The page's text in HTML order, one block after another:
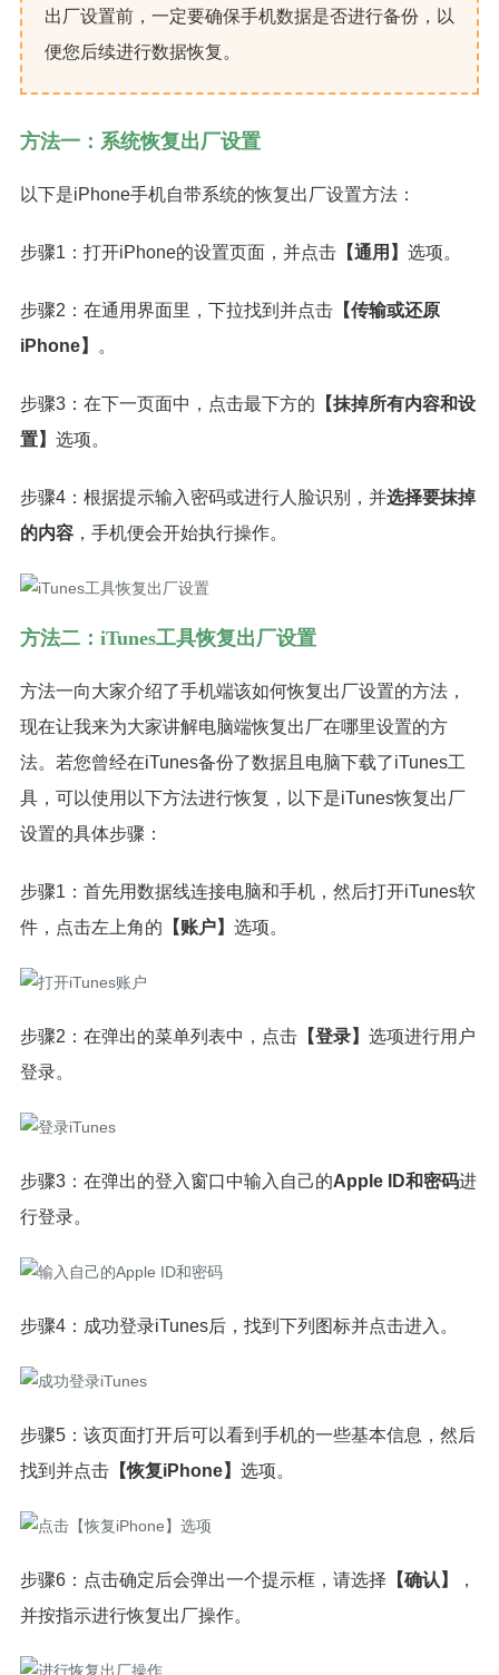
出厂设置前，一定要确保手机数据是否进行备份，以
便您后续进行数据恢复。
方法一：系统恢复出厂设置
以下是iPhone手机自带系统的恢复出厂设置方法：
步骤1：打开iPhone的设置页面，并点击【通用】 选项。
步骤2：在通用界面里，下拉找到并点击【传输或还原
iPhone】
。
步骤3：在下一页面中，点击最下方的 【抹掉所有内容和设
置】 选项。
步骤4：根据提示输入密码或进行人脸识别，并选择要抹掉
的内容，手机便会开始执行操作。
方法二：iTunes工具恢复出厂设置
方法一向大家介绍了手机端该如何恢复出厂设置的方法，
现在让我来为大家讲解电脑端恢复出厂在哪里设置的方
法。若您曾经在iTunes备份了数据且电脑下载了iTunes工
具，可以使用以下方法进行恢复，以下是iTunes恢复出厂
设置的具体步骤：
步骤1：首先用数据线连接电脑和手机，然后打开iTunes软
件，点击左上角的 【账户】 选项。
步骤2：在弹出的菜单列表中，点击【登录】 选项进行用户
登录。
步骤3：在弹出的登入窗口中输入自己的Apple ID和密码进
行登录。
步骤4：成功登录iTunes后，找到下列图标并点击进入。
步骤5：该页面打开后可以看到手机的一些基本信息，然后
找到并点击【恢复iPhone】 选项。
步骤6：点击确定后会弹出一个提示框，请选择 【确认】
，
并按指示进行恢复出厂操作。